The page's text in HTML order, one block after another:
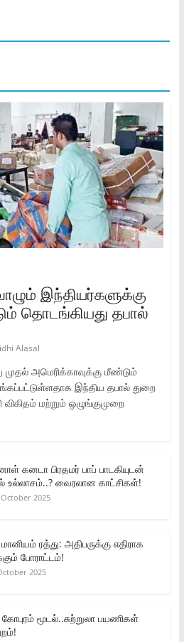
இந்தியர்களுக்கு
தொடங்கியது தபால்
Alasal
முதல் அமெரிக்காவுக்கு மீண்டும்
இந்திய தபால் துறை
விகிதம் மற்றும் ஒழுங்குமுறை
கனடா பிரதமர் பாப் பாடகியுடன்
உல்லாசம்..? வைரலான காட்சிகள்!
October 2025
ரத்து: அதிபருக்கு எதிராக
போராட்டம்!
2025
கோபுரம் மூடல்..சுற்றுலா பயணிகள்